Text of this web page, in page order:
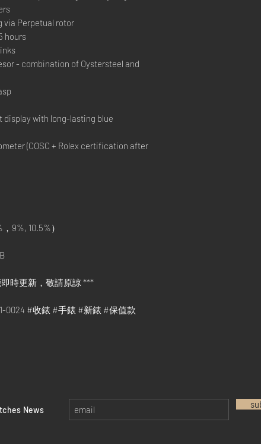
via Perpetual rotor
hours
- combination of Oystersteel and
display with long-lasting blue
(COSC + Rolex certification after
9%, 10.5%）
時更新，敬請原諒 ***
0024 #收錶 #手錶 #新錶 #保值款
News